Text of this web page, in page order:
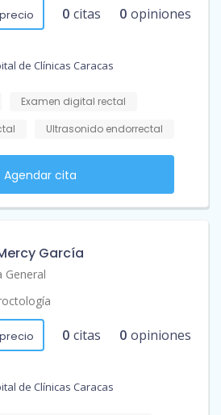
0 citas 0 opiniones
de Clínicas Caracas
Examen digital rectal
Ultrasonido endorrectal
Agendar cita
García
General
0 citas 0 opiniones
de Clínicas Caracas